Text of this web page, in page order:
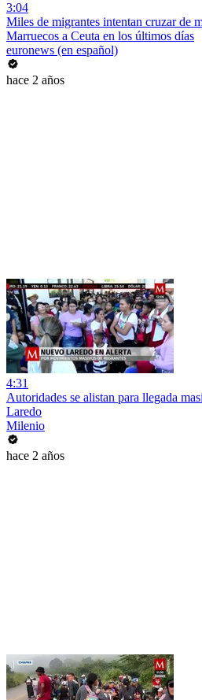
3:04
Miles de migrantes intentan cruzar de
Marruecos a Ceuta en los últimos días
euronews (en español)
hace 2 años
4:31
Autoridades se alistan para llegada
Laredo
Milenio
hace 2 años